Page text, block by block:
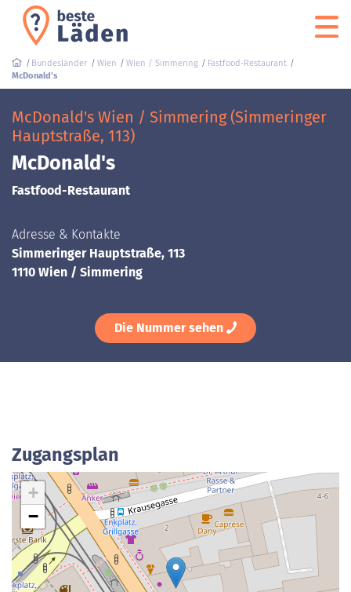
Bundesländer Wien Wien / Simmering
Fastfood-Restaurant
McDonald's
McDonald's Wien / Simmering (Simmeringer
Hauptstraße, 113)
McDonald's
Fastfood-Restaurant
Adresse & Kontakte
Simmeringer Hauptstraße, 113
1110 Wien / Simmering
Die Nummer sehen
Zugangsplan
+
−